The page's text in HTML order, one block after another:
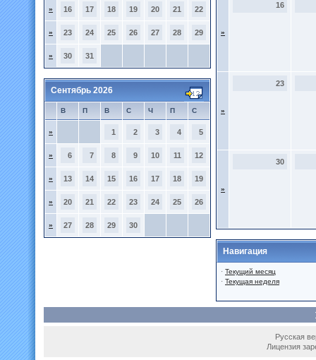
» 16 17 18 19 20 21 22
» 23 24 25 26 27 28 29
» 30 31
Сентябрь 2026
В П В С Ч П С
» 1 2 3 4 5
» 6 7 8 9 10 11 12
» 13 14 15 16 17 18 19
» 20 21 22 23 24 25 26
» 27 28 29 30
»
16
»
23
»
30
Навигация
· Текущий месяц
· Текущая неделя
Русская
Лицензия